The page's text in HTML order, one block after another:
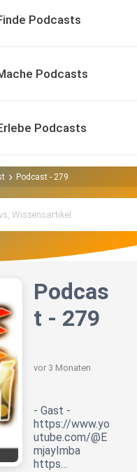
Podcasts
Podcasts
Podcasts
Podcast - 279
Podcas
t - 279
vor 3 Monaten
- Gast -
https://www.yo
utube.com/@E
mjayImba
https…